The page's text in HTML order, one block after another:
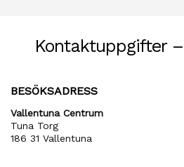
Kontaktuppgifter
BESÖKSADRESS
Vallentuna Centrum
Tuna Torg
186 31 Vallentuna